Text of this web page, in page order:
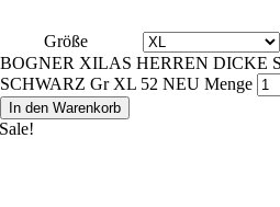
Größe
BOGNER XILAS HERREN DICKE
SCHWARZ Gr XL 52 NEU Menge
In den Warenkorb
Sale!